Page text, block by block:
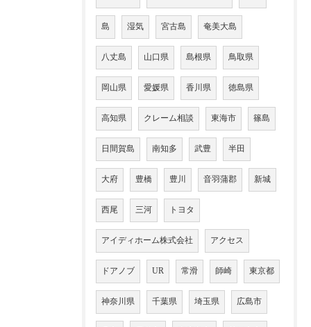
島 湿気 宮古島 奄美大島
八丈島 山口県 島根県 鳥取県
岡山県 愛媛県 香川県 徳島県
高知県 クレーム相談 東海市 篠島
日間賀島 南知多 武豊 半田
大府 豊橋 豊川 音羽蒲郡 新城
西尾 三河 トヨタ
アイディホーム株式会社 アクセス
ドアノブ UR 常滑 師崎 東京都
神奈川県 千葉県 埼玉県 広島市